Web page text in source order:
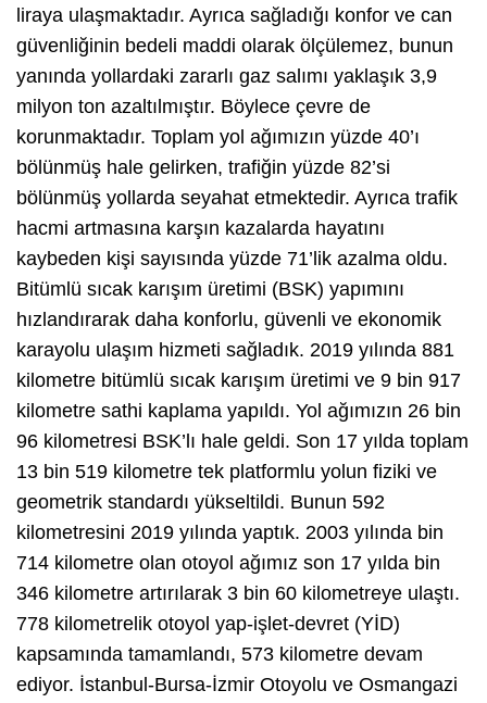
liraya ulaşmaktadır. Ayrıca sağladığı konfor ve can
güvenliğinin bedeli maddi olarak ölçülemez, bunun
yanında yollardaki zararlı gaz salımı yaklaşık 3,9
milyon ton azaltılmıştır. Böylece çevre de
korunmaktadır. Toplam yol ağımızın yüzde 40’ı
bölünmüş hale gelirken, trafiğin yüzde 82’si
bölünmüş yollarda seyahat etmektedir. Ayrıca trafik
hacmi artmasına karşın kazalarda hayatını
kaybeden kişi sayısında yüzde 71’lik azalma oldu.
Bitümlü sıcak karışım üretimi (BSK) yapımını
hızlandırarak daha konforlu, güvenli ve ekonomik
karayolu ulaşım hizmeti sağladık. 2019 yılında 881
kilometre bitümlü sıcak karışım üretimi ve 9 bin 917
kilometre sathi kaplama yapıldı. Yol ağımızın 26 bin
96 kilometresi BSK’lı hale geldi. Son 17 yılda toplam
13 bin 519 kilometre tek platformlu yolun fiziki ve
geometrik standardı yükseltildi. Bunun 592
kilometresini 2019 yılında yaptık. 2003 yılında bin
714 kilometre olan otoyol ağımız son 17 yılda bin
346 kilometre artırılarak 3 bin 60 kilometreye ulaştı.
778 kilometrelik otoyol yap-işlet-devret (YİD)
kapsamında tamamlandı, 573 kilometre devam
ediyor. İstanbul-Bursa-İzmir Otoyolu ve Osmangazi